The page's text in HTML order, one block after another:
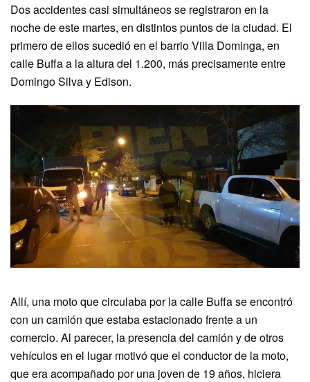
Dos accidentes casi simultáneos se registraron en la
noche de este martes, en distintos puntos de la ciudad. El
primero de ellos sucedió en el barrio Villa Dominga, en
calle Buffa a la altura del 1.200, más precisamente entre
Domingo Silva y Edison.
Allí, una moto que circulaba por la calle Buffa se encontró
con un camión que estaba estacionado frente a un
comercio. Al parecer, la presencia del camión y de otros
vehículos en el lugar motivó que el conductor de la moto,
que era acompañado por una joven de 19 años, hiciera